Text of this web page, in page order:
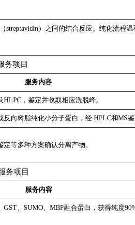
streptavidin）之间的结合反应。纯化流程
务项目
服务内容
，鉴定并收取相应洗脱峰。
向树脂纯化小分子蛋白，经 HPLC和MS鉴
活性鉴定等多种方案确认分离产物。
务项目
服务内容
、SUMO、MBP融合蛋白，获得纯度